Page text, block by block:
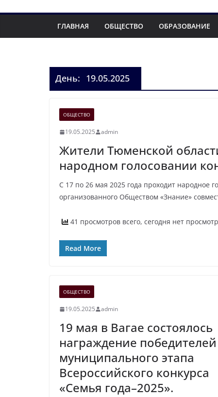
ГЛАВНАЯ ОБЩЕСТВО ОБРАЗОВАНИЕ
День: 19.05.2025
ОБЩЕСТВО
19.05.2025 admin
Жители Тюменской
народном голосовании
С 17 по 26 мая 2025 года проходит народное
организованного Обществом «Знание»
41 просмотров всего, сегодня нет
Read More
ОБЩЕСТВО
19.05.2025 admin
19 мая в Вагае состоялось
награждение победителей
муниципального этапа
Всероссийского конкурса
«Семья года–2025».